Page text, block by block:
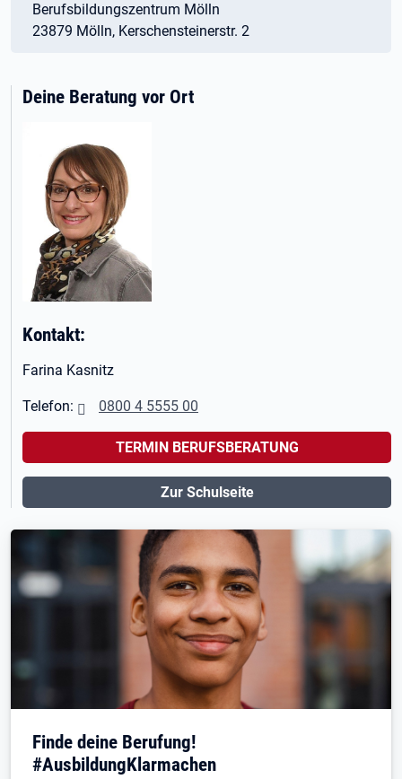
Berufsbildungszentrum Mölln
23879 Mölln, Kerschensteinerstr. 2
Deine Beratung vor Ort
Kontakt:
Farina Kasnitz
Telefon: 0800 4 5555 00
TERMIN BERUFSBERATUNG
Zur Schulseite
Finde deine Berufung!
#AusbildungKlarmachen